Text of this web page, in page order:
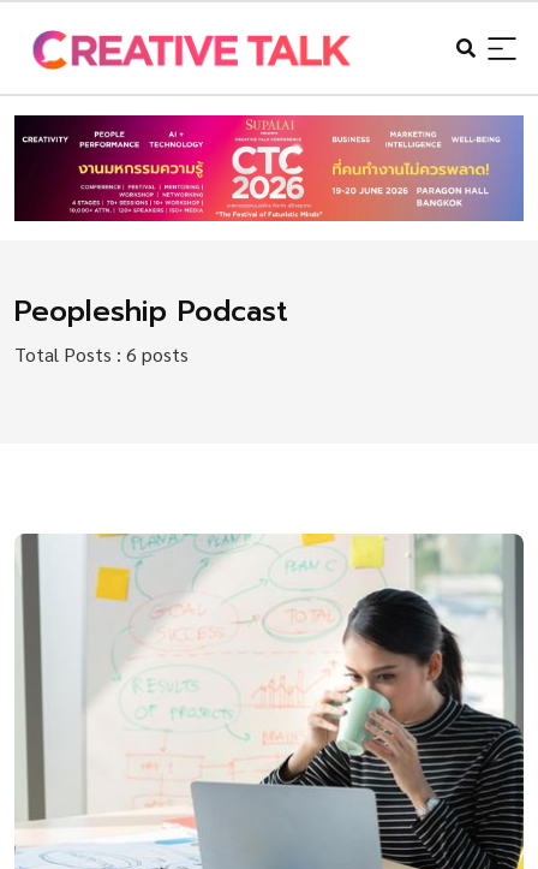
Peopleship Podcast
Total Posts : 6 posts